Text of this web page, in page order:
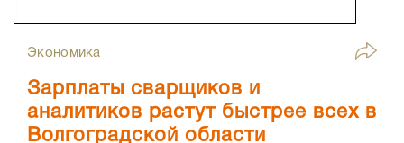
Экономика
Зарплаты сварщиков и
аналитиков растут быстрее всех в
Волгоградской области